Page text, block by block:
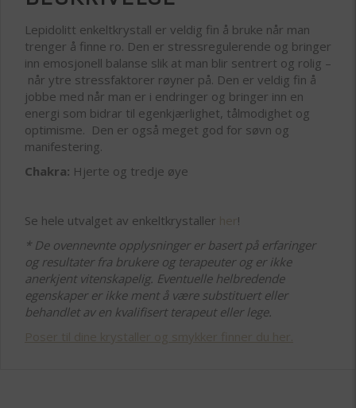
Lepidolitt enkeltkrystall er veldig fin å bruke når man
trenger å finne ro. Den er stressregulerende og bringer
inn emosjonell balanse slik at man blir sentrert og rolig –
når ytre stressfaktorer røyner på. Den er veldig fin å
jobbe med når man er i endringer og bringer inn en
energi som bidrar til egenkjærlighet, tålmodighet og
optimisme. Den er også meget god for søvn og
manifestering.
Chakra: Hjerte og tredje øye
Se hele utvalget av enkeltkrystaller her!
* De ovennevnte opplysninger er basert på erfaringer
og resultater fra brukere og terapeuter og er ikke
anerkjent vitenskapelig. Eventuelle helbredende
egenskaper er ikke ment å være substituert eller
behandlet av en kvalifisert terapeut eller lege.
Poser til dine krystaller og smykker finner du her.